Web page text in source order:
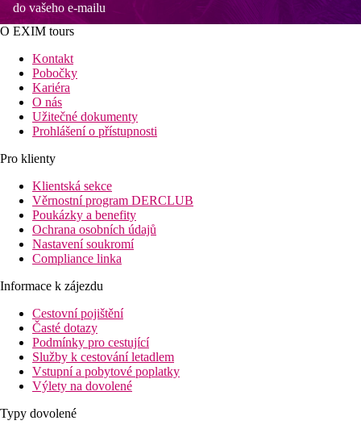
do vašeho e-mailu
O EXIM tours
Kontakt
Pobočky
Kariéra
O nás
Užitečné dokumenty
Prohlášení o přístupnosti
Pro klienty
Klientská sekce
Věrnostní program DERCLUB
Poukázky a benefity
Ochrana osobních údajů
Nastavení soukromí
Compliance linka
Informace k zájezdu
Cestovní pojištění
Časté dotazy
Podmínky pro cestující
Služby k cestování letadlem
Vstupní a pobytové poplatky
Výlety na dovolené
Typy dovolené